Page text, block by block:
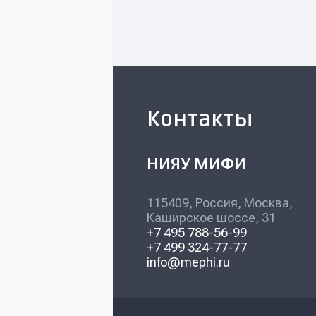
Контакты
НИЯУ МИФИ
115409, Россия, Москва,
Каширское шоссе, 31
+7 495 788-56-99
+7 499 324-77-77
info@mephi.ru